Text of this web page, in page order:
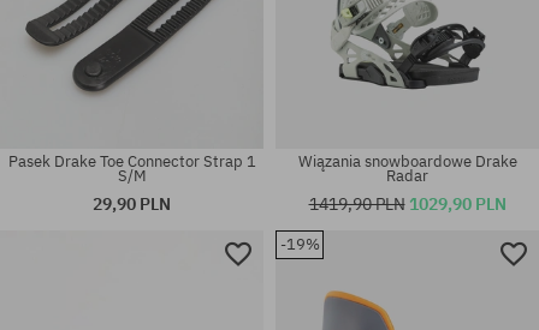
Dostępne rozmiary:
Pasek Drake Toe Connector Strap 1
S/M
29,90 PLN
Wiązania snowboardowe Drake
Radar
1419,90 PLN 1029,90 PLN
-19%